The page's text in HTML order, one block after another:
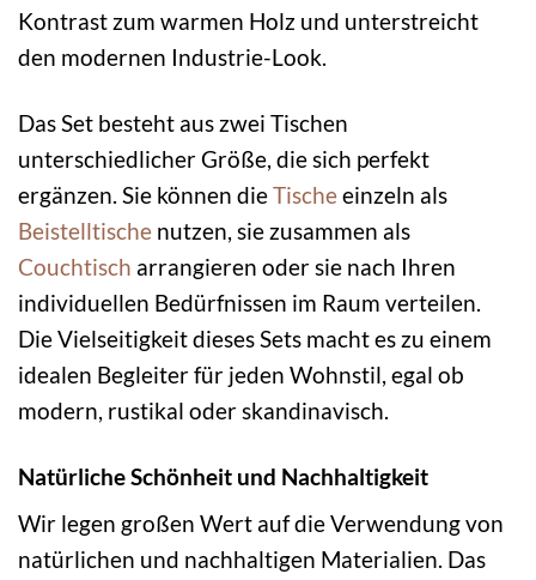
Kontrast zum warmen Holz und unterstreicht
den modernen Industrie-Look.
Das Set besteht aus zwei Tischen
unterschiedlicher Größe, die sich perfekt
ergänzen. Sie können dieTischeeinzeln als
Beistelltische nutzen, sie zusammen als
Couchtisch arrangieren oder sie nach Ihren
individuellen Bedürfnissen im Raum verteilen.
Die Vielseitigkeit dieses Sets macht es zu einem
idealen Begleiter für jeden Wohnstil, egal ob
modern, rustikal oder skandinavisch.
Natürliche Schönheit und Nachhaltigkeit
Wir legen großen Wert auf die Verwendung von
natürlichen und nachhaltigen Materialien. Das